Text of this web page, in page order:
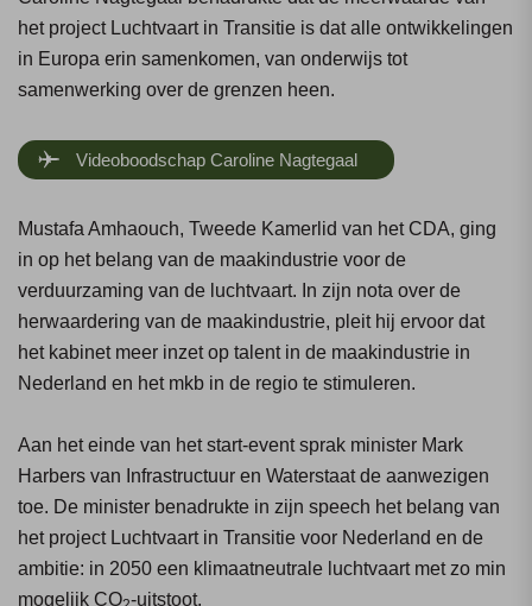
het project Luchtvaart in Transitie is dat alle ontwikkelingen
in Europa erin samenkomen, van onderwijs tot
samenwerking over de grenzen heen.
Videoboodschap Caroline Nagtegaal
Mustafa Amhaouch, Tweede Kamerlid van het CDA, ging
in op het belang van de maakindustrie voor de
verduurzaming van de luchtvaart. In zijn nota over de
herwaardering van de maakindustrie, pleit hij ervoor dat
het kabinet meer inzet op talent in de maakindustrie in
Nederland en het mkb in de regio te stimuleren.
Aan het einde van het start-event sprak minister Mark
Harbers van Infrastructuur en Waterstaat de aanwezigen
toe. De minister benadrukte in zijn speech het belang van
het project Luchtvaart in Transitie voor Nederland en de
ambitie: in 2050 een klimaatneutrale luchtvaart met zo min
mogelijk CO -uitstoot.